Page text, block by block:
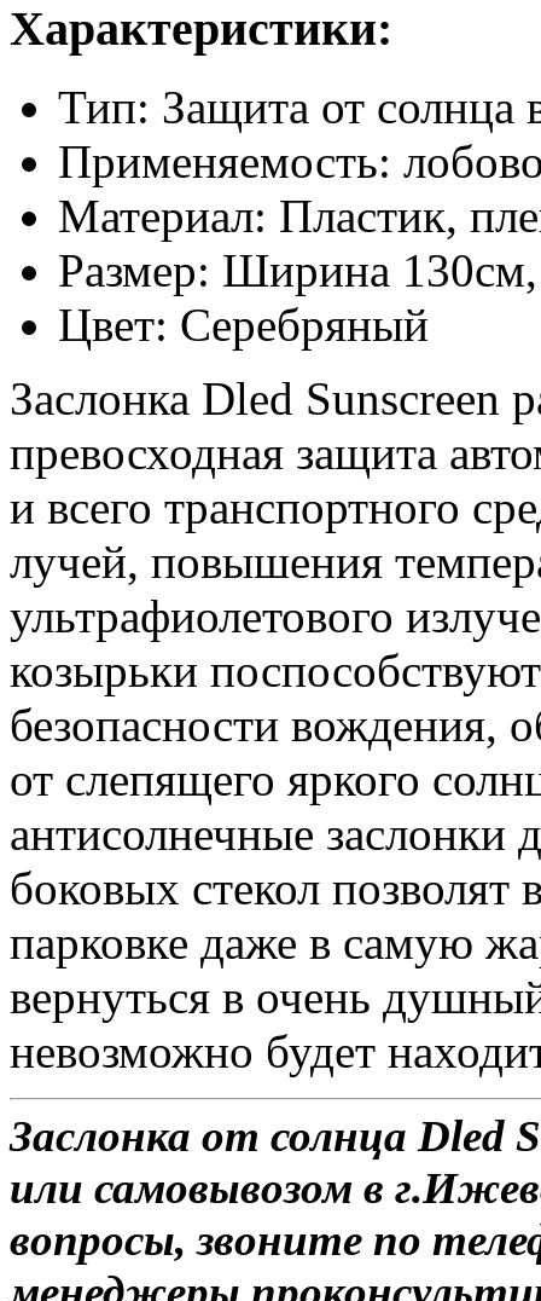
Характеристики:
Тип: Защита от солнца
Применяемость:
Материал: Пластик,
Размер: Ширина
Цвет: Серебряный
Заслонка Dled Sunscreen
превосходная защита
и всего транспортного
лучей, повышения
ультрафиолетового
козырьки
безопасности вождения,
от слепящего яркого
антисолнечные заслонки
боковых стекол позволят
парковке даже в самую
вернуться в очень
невозможно будет
Заслонка от солнца Dled
или самовывозом в
вопросы, звоните по